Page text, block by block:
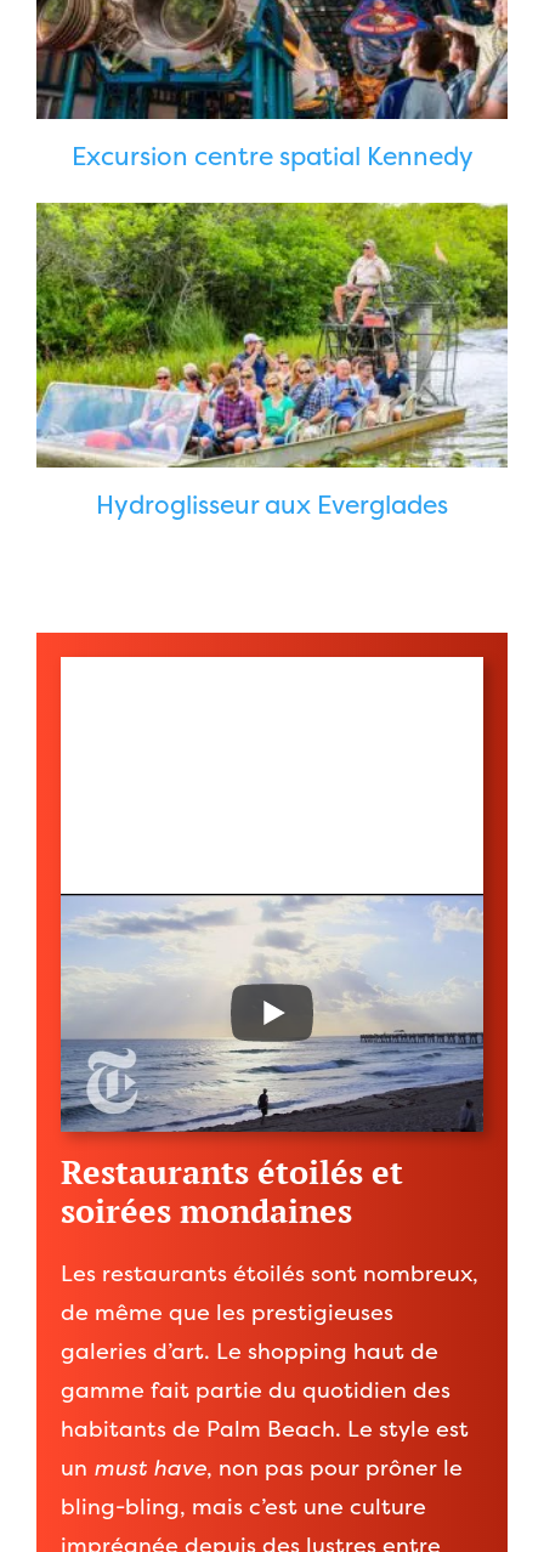
Excursion centre spatial Kennedy
Hydroglisseur aux Everglades
Restaurants étoilés et
soirées mondaines
Les restaurants étoilés sont nombreux,
de même que les prestigieuses
galeries d’art. Le shopping haut de
gamme fait partie du quotidien des
habitants de Palm Beach. Le style est
un must have, non pas pour prôner le
bling-bling, mais c’est une culture
imprégnée depuis des lustres entre